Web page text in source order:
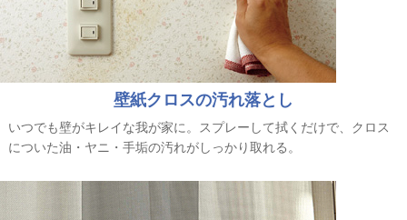
壁紙クロスの汚れ落とし
いつでも壁がキレイな我が家に。スプレーして拭くだけで、クロス
についた油・ヤニ・手垢の汚れがしっかり取れる。